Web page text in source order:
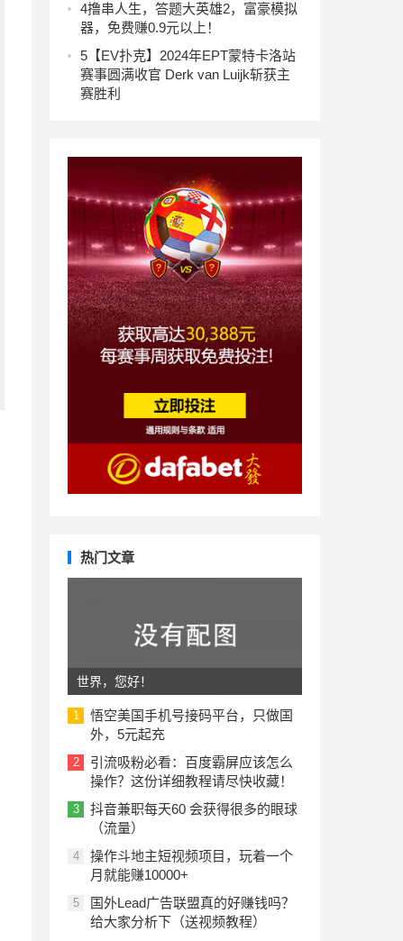
4撸串人生，答题大英雄2，富豪模拟
器，免费赚0.9元以上！
5 【EV扑克】2024年EPT蒙特卡洛站
赛事圆满收官 Derk van Luijk斩获主
赛胜利
热门文章
世界，您好！
1
悟空美国手机号接码平台，只做国
外，5元起充
2
引流吸粉必看：百度霸屏应该怎么
操作？这份详细教程请尽快收藏！
3
抖音兼职每天60 会获得很多的眼球
（流量）
4
操作斗地主短视频项目，玩着一个
月就能赚10000+
5
国外Lead广告联盟真的好赚钱吗？
给大家分析下（送视频教程）